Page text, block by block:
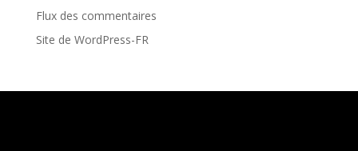
Flux des commentaires
Site de WordPress-FR